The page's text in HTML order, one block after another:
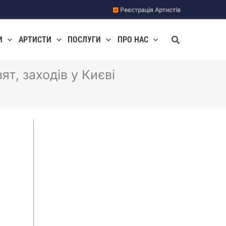
Реєстрація Артистів
АРТИСТИ ПОСЛУГИ ПРО НАС Пошук
заходів у Києві